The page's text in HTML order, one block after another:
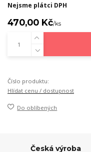
Nejsme plátci DPH
470,00 Kč/ks
Číslo produktu:
Hlídat cenu / dostupnost
Do oblíbených
Česká výroba